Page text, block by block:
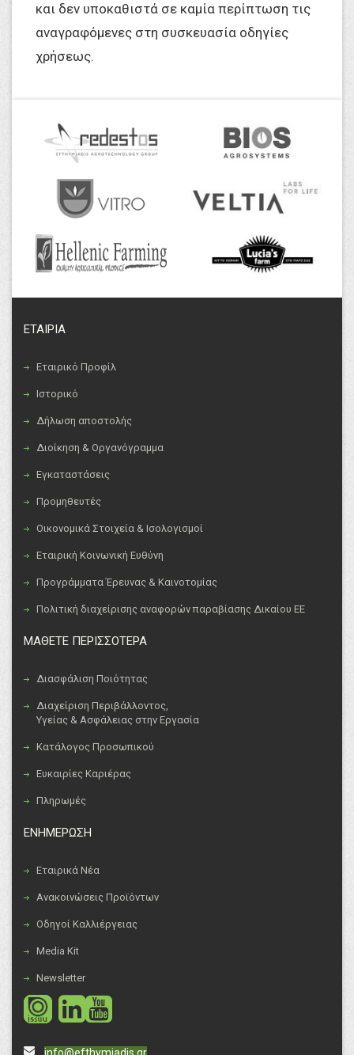
και δεν υποκαθιστά σε καμία περίπτωση τις
αναγραφόμενες στη συσκευασία οδηγίες
χρήσεως.
ΕΤΑΙΡΙΑ
Εταιρικό Προφίλ
Ιστορικό
Δήλωση αποστολής
Διοίκηση & Οργανόγραμμα
Εγκαταστάσεις
Προμηθευτές
Οικονομικά Στοιχεία & Ισολογισμοί
Εταιρική Κοινωνική Ευθύνη
Προγράμματα Έρευνας & Καινοτομίας
Πολιτική διαχείρισης αναφορών παραβίασης Δικαίου ΕΕ
ΜΑΘΕΤΕ ΠΕΡΙΣΣΟΤΕΡΑ
Διασφάλιση Ποιότητας
Διαχείριση Περιβάλλοντος,
Υγείας & Ασφάλειας στην Εργασία
Κατάλογος Προσωπικού
Ευκαιρίες Καριέρας
Πληρωμές
ΕΝΗΜΕΡΩΣΗ
Εταιρικά Νέα
Ανακοινώσεις Προϊόντων
Οδηγοί Καλλιέργειας
Media Kit
Newsletter
social
social